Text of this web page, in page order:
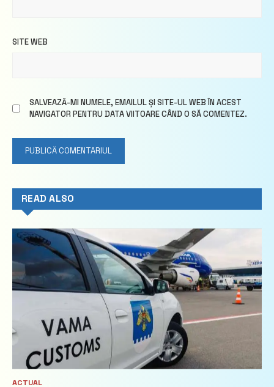
SITE WEB
SALVEAZĂ-MI NUMELE, EMAILUL ȘI SITE-UL WEB ÎN ACEST
NAVIGATOR PENTRU DATA VIITOARE CÂND O SĂ COMENTEZ.
READ ALSO
ACTUAL